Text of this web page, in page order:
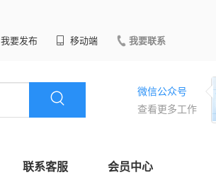
我要发布
移动端 我要联系
微信公众号
查看更多工作
联系客服 会员中心